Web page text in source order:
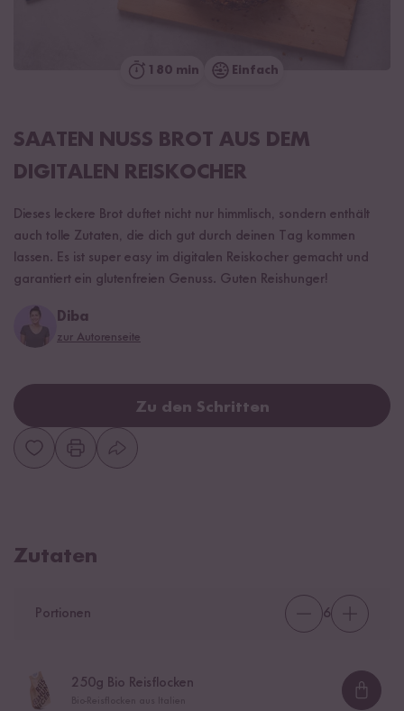
180 min Einfach
SAATEN NUSS BROT AUS DEM
DIGITALEN REISKOCHER
Dieses leckere Brot duftet nicht nur himmlisch, sondern enthält
auch tolle Zutaten, die dich gut durch deinen Tag kommen
lassen. Es ist super easy im digitalen Reiskocher gemacht und
garantiert ein glutenfreien Genuss. Guten Reishunger!
Diba
zur Autorenseite
Zu den Schritten
Zutaten
Portionen 6
250g Bio Reisflocken